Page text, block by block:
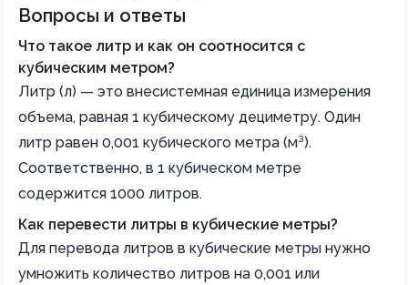
Вопросы и ответы
Что такое литр и как он соотносится с
кубическим метром?
Литр (л) — это внесистемная единица измерения
объема, равная 1 кубическому дециметру. Один
литр равен 0,001 кубического метра (м³).
Соответственно, в 1 кубическом метре
содержится 1000 литров.
Как перевести литры в кубические метры?
Для перевода литров в кубические метры нужно
умножить количество литров на 0,001 или